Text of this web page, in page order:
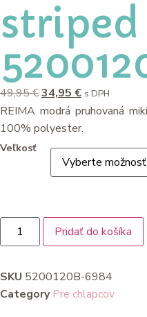
striped
49,95€34,95 € s DPH
REIMA modrá pruhovaná
100% polyester.
Veľkosť
Pridať do košíka
SKU 5200120B-6984
Category Pre chlapcov